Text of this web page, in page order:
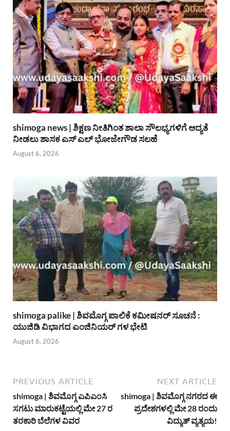
shimoga news | ಶಿಕ್ಷಣ ನೀತಿಗಿಂತ ಶಾಲಾ ಸೌಲಭ್ಯಗಳಿಗೆ ಆದ್ಯತೆ
ನೀಡಲು ಶಾಸಕ ಎಸ್ ಎಲ್ ಭೋಜೇಗೌಡ ಸಲಹೆ
August 6, 2026
shimoga palike | ಶಿವಮೊಗ್ಗ ಪಾಲಿಕೆ ಕಮೀಷನರ್ ಸೂಚನೆ :
ಯುಜಿಡಿ ವಿಭಾಗದ ಎಂಜಿನಿಯರ್ ಗಳ ಭೇಟಿ
August 6, 2026
PREVIOUS ARTICLE
shimoga | ಶಿವಮೊಗ್ಗ ಎಪಿಎಂಸಿ
ಸಗಟು ಮಾರುಕಟ್ಟೆಯಲ್ಲಿ ಮೇ 27 ರ
ತರಕಾರಿ ಬೆಲೆಗಳ ವಿವರ
NEXT ARTICLE
shimoga | ಶಿವಮೊಗ್ಗ ನಗರದ ಈ
ಪ್ರದೇಶಗಳಲ್ಲಿ ಮೇ 28 ರಂದು
ವಿದ್ಯುತ್ ವ್ಯತ್ಯಯ!